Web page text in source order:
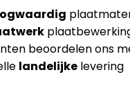
beoordelen ons
landelijke levering